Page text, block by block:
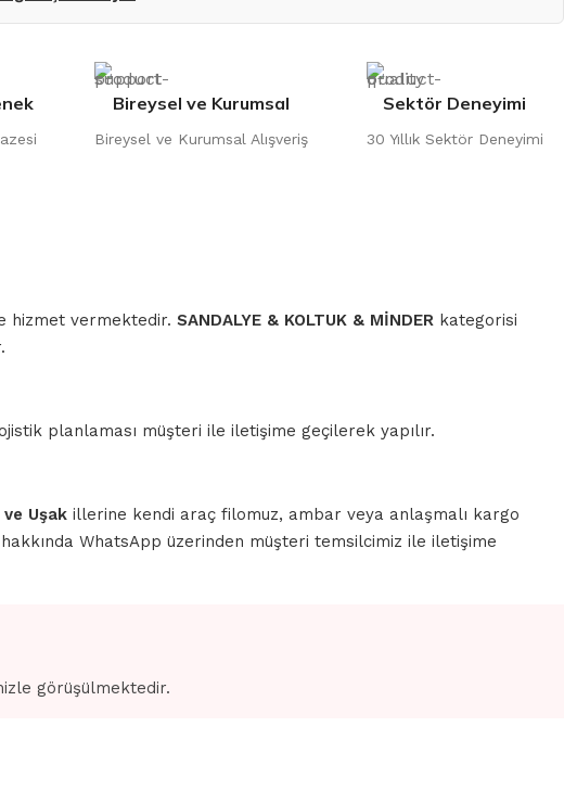
Bireysel ve Kurumsal
Bireysel ve Kurumsal Alışveriş
Sektör Deneyimi
30 Yıllık Sektör Deneyimi
hizmet vermektedir. SANDALYE & KOLTUK & MİNDER kategorisi
planlaması müşteri ile iletişime geçilerek yapılır.
Uşak illerine kendi araç filomuz, ambar veya anlaşmalı kargo
WhatsApp üzerinden müşteri temsilcimiz ile iletişime
görüşülmektedir.